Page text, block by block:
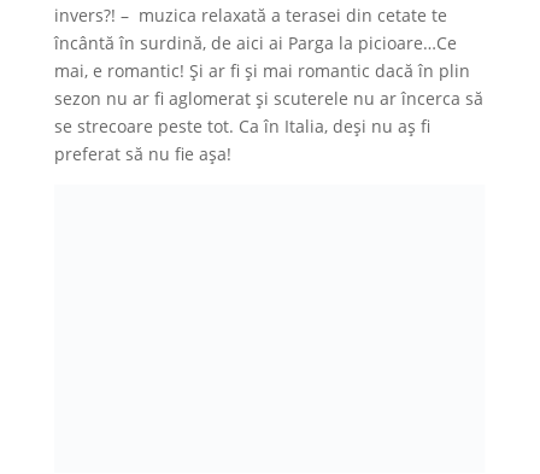
invers?! – muzica relaxată a terasei din cetate te
încântă în surdină, de aici ai Parga la picioare…Ce
mai, e romantic! Și ar fi și mai romantic dacă în plin
sezon nu ar fi aglomerat și scuterele nu ar încerca să
se strecoare peste tot. Ca în Italia, deși nu aș fi
preferat să nu fie așa!